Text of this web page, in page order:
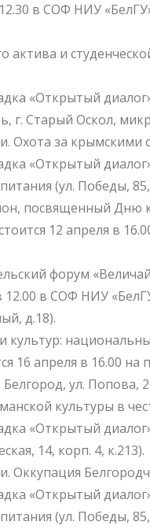
в СОФ НИУ
актива и
«Открытый
г. Старый Оскол,
Охота за
«Открытый
(ул. Победы,
посвященный Дню
12 апреля в
форум
12.00 в СОФ НИУ
д.18).
культур:
16 апреля в 16.00
ул. Попова,
культуры в
«Открытый
14, корп. 4, к.213).
Оккупация
«Открытый
(ул. Победы,